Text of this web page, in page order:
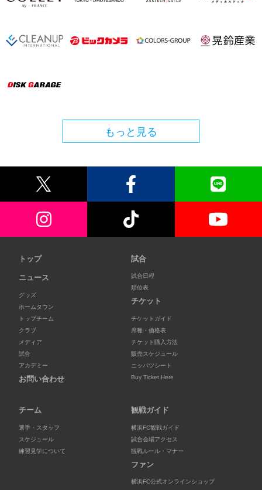
もっと見る
トップ
ニュース
グッズ
ホームタウン
トップチーム
クラブ
メディア
試合
アカデミー
お問い合わせ
試合
試合日程
順位表
チケット
チケットガイド
席種・価格表
チケット購入方法
販売スケジュール
ニッパツシート
Buy Ticket Here
チーム
選手・スタッフ
スケジュール
練習見学について
観戦ガイド
横浜FC観戦ガイド
試合会場アクセス
観戦ルール・マナー
ファン
横浜FC公式オンラインショップ